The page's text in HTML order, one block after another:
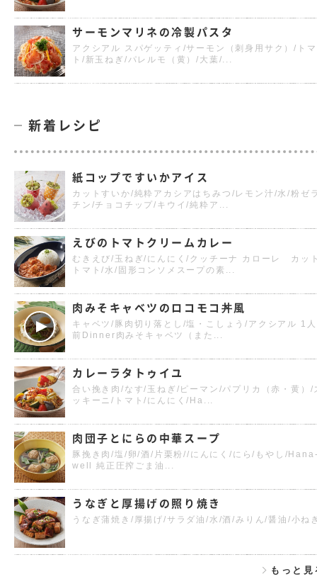
サーモンマリネの冷製パスタ
アクシアル スパゲッティ/サーモン（刺身用サク）/トマ
ト/新玉ねぎ/パレルモ（黄）/大葉/...
新着レシピ
紙コップですいかアイス
カットすいか/純粋アカシアはちみつ/レモン汁/水/粉ゼ
チン/チョコチップ/キウイ/純粋ア...
えびのトマトクリームカレー
むきえび/玉ねぎ/にんにく/クッチーナ カローレ カッ
トマト/水/固形コンソメスープの素...
肉みそキャベツのロコモコ丼風
キャベツ/豚肉切り落とし/塩・こしょう/アクシアル 1人
前Dinner肉みそキャベツ（また...
カレーラタトゥイユ
合い挽き肉/なす/玉ねぎ/ピーマン/パプリカ（赤・黄）/
ッキーニ/トマト/にんにく/Ha...
肉団子とにらの中華スープ
豚挽き肉/塩/卵/酒/片栗粉//にんにく/にら/もやし/
well 純正圧搾ごま油...
うなぎと厚揚げの照り焼き
うなぎ蒲焼き/厚揚げ/サラダ油/水/酒/みりん/醤油/小ね
もっと見